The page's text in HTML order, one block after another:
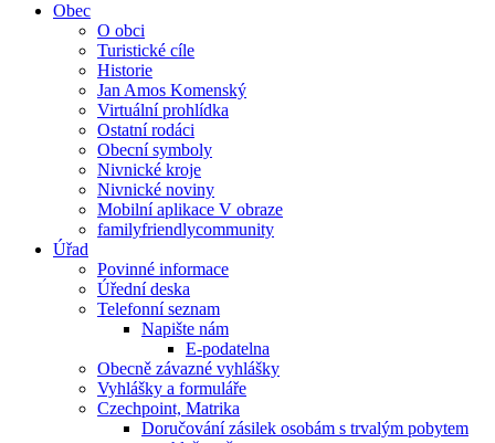
Obec
O obci
Turistické cíle
Historie
Jan Amos Komenský
Virtuální prohlídka
Ostatní rodáci
Obecní symboly
Nivnické kroje
Nivnické noviny
Mobilní aplikace V obraze
familyfriendlycommunity
Úřad
Povinné informace
Úřední deska
Telefonní seznam
Napište nám
E-podatelna
Obecně závazné vyhlášky
Vyhlášky a formuláře
Czechpoint, Matrika
Doručování zásilek osobám s trvalým pobytem